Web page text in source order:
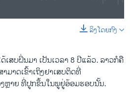
SHARE
ລິງໂດຍກົງ
ເສບ​ຝິ່ນ​ມາ ​ເປັນ​ເວ​ລາ 8 ປີແລ້ວ. ລາວ​ກໍ​ຄື​
ມາດ​ເຂົ້າ​ເຖິງ​ຢາ​ເສບ​ຕິດ​ທີ່​
ຫຼາຍ ​ທີ່​ປູກ​ຂຶ້ນ​ໃນ​ພູ​ຢູ່ອ້ອມ​ຮອບ​ນັ້ນ.